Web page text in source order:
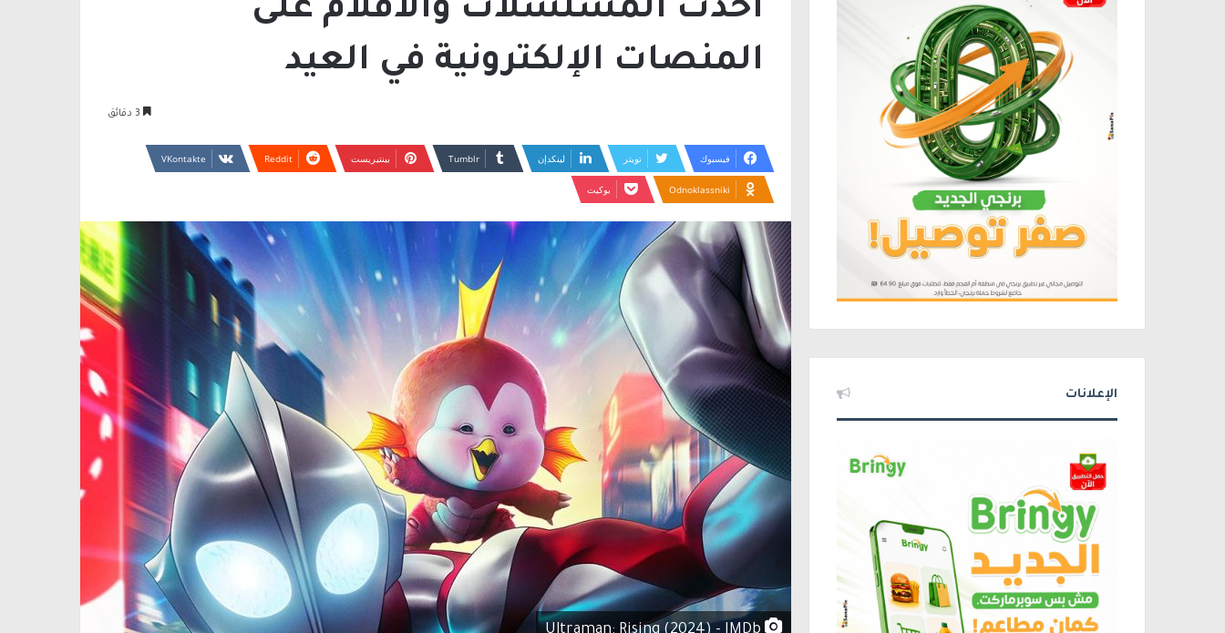
أحدث المسلسلات والأفلام على
المنصات الإلكترونية في العيد
فيسبوك تويتر لينكدإن بينتيريست
Odnoklassniki بوكيت
الإعلانات